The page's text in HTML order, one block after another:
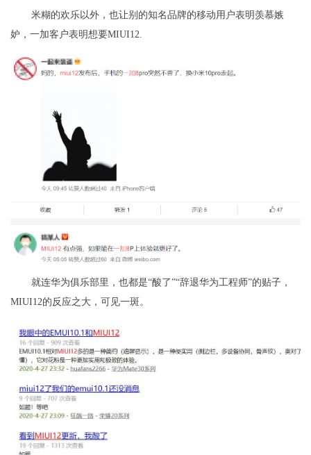
米糊的欢乐以外，也让别的知名品牌的移动用户表明羡慕嫉
妒，一加客户表明想要MIUI12.
就连华为俱乐部里，也都是“酸了”“辞退华为工程师”的贴子，
MIUI12的反应之大，可见一斑。